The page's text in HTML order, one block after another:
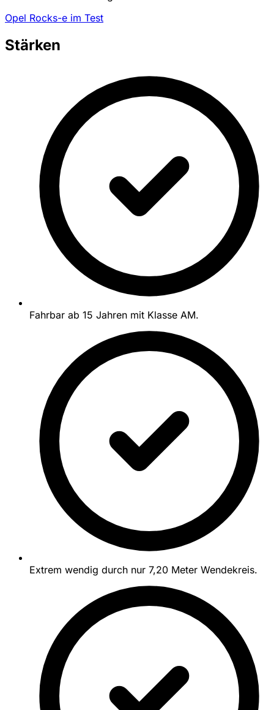
Opel Rocks-e im Test
Stärken
Fahrbar ab 15 Jahren mit Klasse AM.
Extrem wendig durch nur 7,20 Meter Wendekreis.